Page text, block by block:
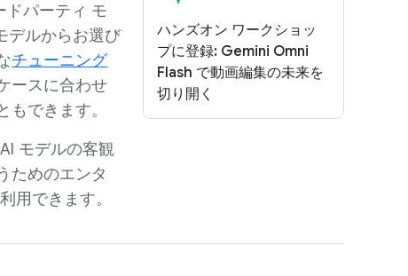
ドパーティ モ
デルからお選び
チューニング
ースに合わせ
できます。
モデルの客観
ためのエンタ
用できます。
ハンズオン ワークショッ
プに登録: Gemini Omni
Flash で動画編集の未来を
切り開く